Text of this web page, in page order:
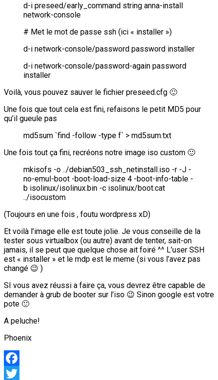
d-i preseed/early_command string anna-install
network-console
# Met le mot de passe ssh (ici « installer »)
d-i network-console/password password installer
d-i network-console/password-again password
installer
Voilà, vous pouvez sauver le fichier preseed.cfg 🙂
Une fois que tout cela est fini, refaisons le petit MD5 pour
qu’il gueule pas
md5sum `find -follow -type f` > md5sum.txt
Une fois tout ça fini, recréons notre image iso custom 🙂
mkisofs -o ../debian503_ssh_netinstall.iso -r -J -
no-emul-boot -boot-load-size 4 -boot-info-table -
b isolinux/isolinux.bin -c isolinux/boot.cat
../isocustom
(Toujours en une fois , foutu wordpress xD)
Et voilà l’image elle est toute jolie. Je vous conseille de la
tester sous virtualbox (ou autre) avant de tenter, sait-on
jamais, il se peut que quelque chose ait foiré ^^ L’user SSH
est « installer » et le mdp est le meme (si vous l’avez pas
changé 😉 )
SI vous avez réussi a faire ça, vous devrez être capable de
demander à grub de booter sur l’iso 😉 Sinon google est votre
pote 🙂
A peluche!
Phoenix
Facebook